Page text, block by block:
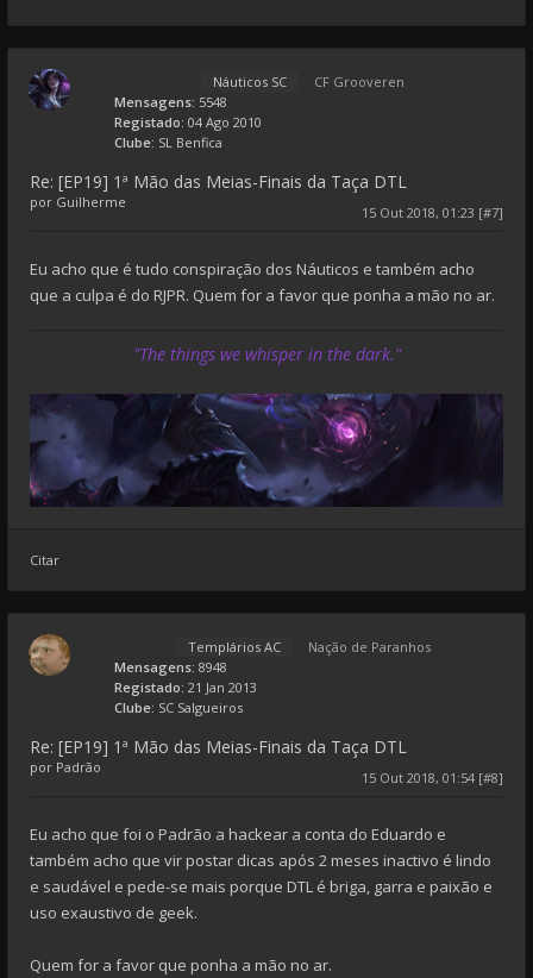
Náuticos SC
CF Grooveren
Mensagens: 5548
Registado: 04 Ago 2010
Clube: SL Benfica
Re: [EP19] 1ª Mão das Meias-Finais da Taça DTL
15 Out 2018, 01:23 [#7]
por Guilherme
Eu acho que é tudo conspiração dos Náuticos e também acho
que a culpa é do RJPR. Quem for a favor que ponha a mão no ar.
"The things we whisper in the dark."
Citar
Templários AC
Nação de Paranhos
Mensagens: 8948
Registado: 21 Jan 2013
Clube: SC Salgueiros
Re: [EP19] 1ª Mão das Meias-Finais da Taça DTL
15 Out 2018, 01:54 [#8]
por Padrão
Eu acho que foi o Padrão a hackear a conta do Eduardo e
também acho que vir postar dicas após 2 meses inactivo é lindo
e saudável e pede-se mais porque DTL é briga, garra e paixão e
uso exaustivo de geek.
Quem for a favor que ponha a mão no ar.